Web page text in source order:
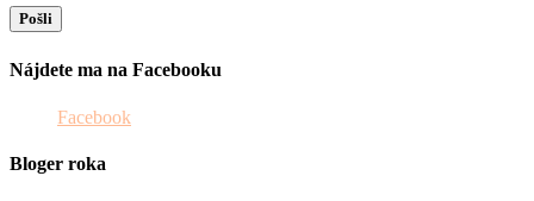
Nájdete ma na Facebooku
Facebook
Bloger roka